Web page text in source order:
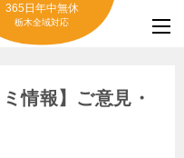
365日年中無休
栃木全域対応
情報】ご意見・